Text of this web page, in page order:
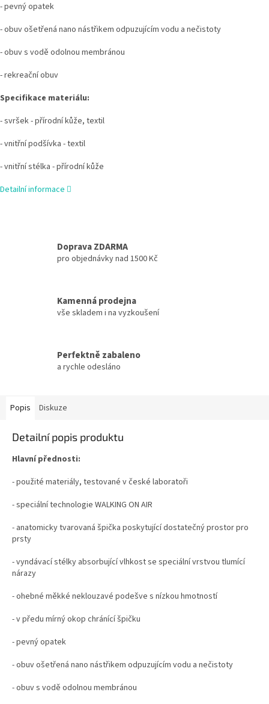
- pevný opatek
- obuv ošetřená nano nástřikem odpuzujícím vodu a nečistoty
- obuv s vodě odolnou membránou
- rekreační obuv
Specifikace materiálu:
- svršek - přírodní kůže, textil
- vnitřní podšívka - textil
- vnitřní stélka - přírodní kůže
Detailní informace
Doprava ZDARMA
pro objednávky nad 1500 Kč
Kamenná prodejna
vše skladem i na vyzkoušení
Perfektně zabaleno
a rychle odesláno
Popis Diskuze
Detailní popis produktu
Hlavní přednosti:
- použité materiály, testované v české laboratoři
- speciální technologie WALKING ON AIR
- anatomicky tvarovaná špička poskytující dostatečný prostor pro
prsty
- vyndávací stélky absorbující vlhkost se speciální vrstvou tlumící
nárazy
- ohebné měkké neklouzavé podešve s nízkou hmotností
- v předu mírný okop chránící špičku
- pevný opatek
- obuv ošetřená nano nástřikem odpuzujícím vodu a nečistoty
- obuv s vodě odolnou membránou